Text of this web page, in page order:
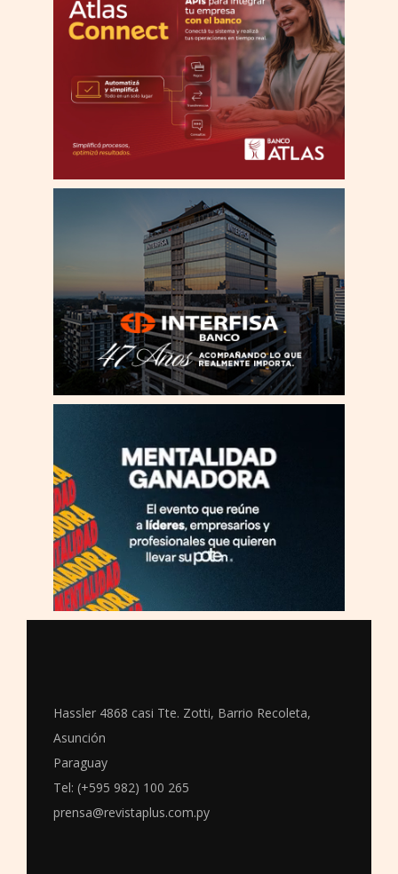
Hassler 4868 casi Tte. Zotti, Barrio Recoleta,
Asunción
Paraguay
Tel: (+595 982) 100 265
prensa@revistaplus.com.py